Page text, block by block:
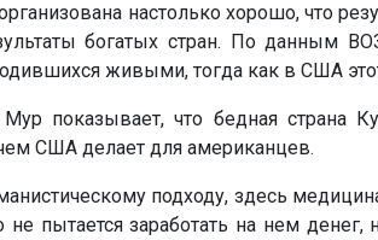
настолько хорошо, что
богатых стран. По данным
живыми, тогда как в США
показывает, что бедная страна
США делает для американцев.
подходу, здесь
не пытается заработать на нем